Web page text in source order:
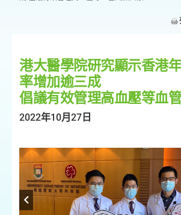
港大醫學院研究顯示香港
率增加逾三成
倡議有效管理高血壓等血
2022年10月27日